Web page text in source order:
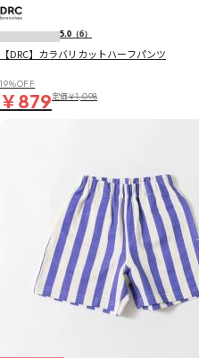
5.0 （6）
【DRC】カラバリカットハーフパンツ
19％OFF
￥879定価￥1,098